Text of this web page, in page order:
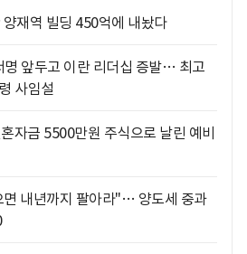
재역 빌딩 450억에 내놨다
명 앞두고 이란 리더십 증발… 최고
사임설
자금 5500만원 주식으로 날린 예비
면 내년까지 팔아라"… 양도세 중과